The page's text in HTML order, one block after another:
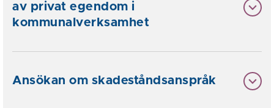
av privat egendom i
kommunalverksamhet
Ansökan om skadeståndsanspråk